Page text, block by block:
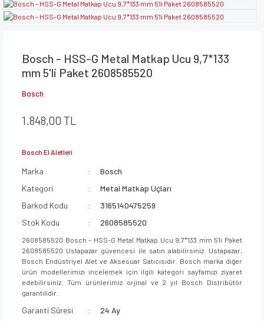
Bosch - HSS-G Metal Matkap Ucu 9,7*133
mm 5'li Paket 2608585520
Bosch
1.848,00 TL
Bosch El Aletleri
Marka
Bosch
Kategori
Metal Matkap Uçları
Barkod Kodu
3165140475259
Stok Kodu
2608585520
2608585520 Bosch - HSS-G Metal Matkap Ucu 9,7*133 mm 5'li Paket
2608585520 Ustapazar güvencesi ile satın alabilirsiniz. Ustapazar,
Bosch Endüstriyel Alet ve Aksesuar Satıcısıdır. Bosch marka diğer
ürün modellerimizi incelemek için ilgili kategori sayfamızı ziyaret
edebilirsiniz. Tüm ürünlerimiz orjinal ve 2 yıl Bosch Distribütör
garantilidir.
Garanti Süresi
24 Ay